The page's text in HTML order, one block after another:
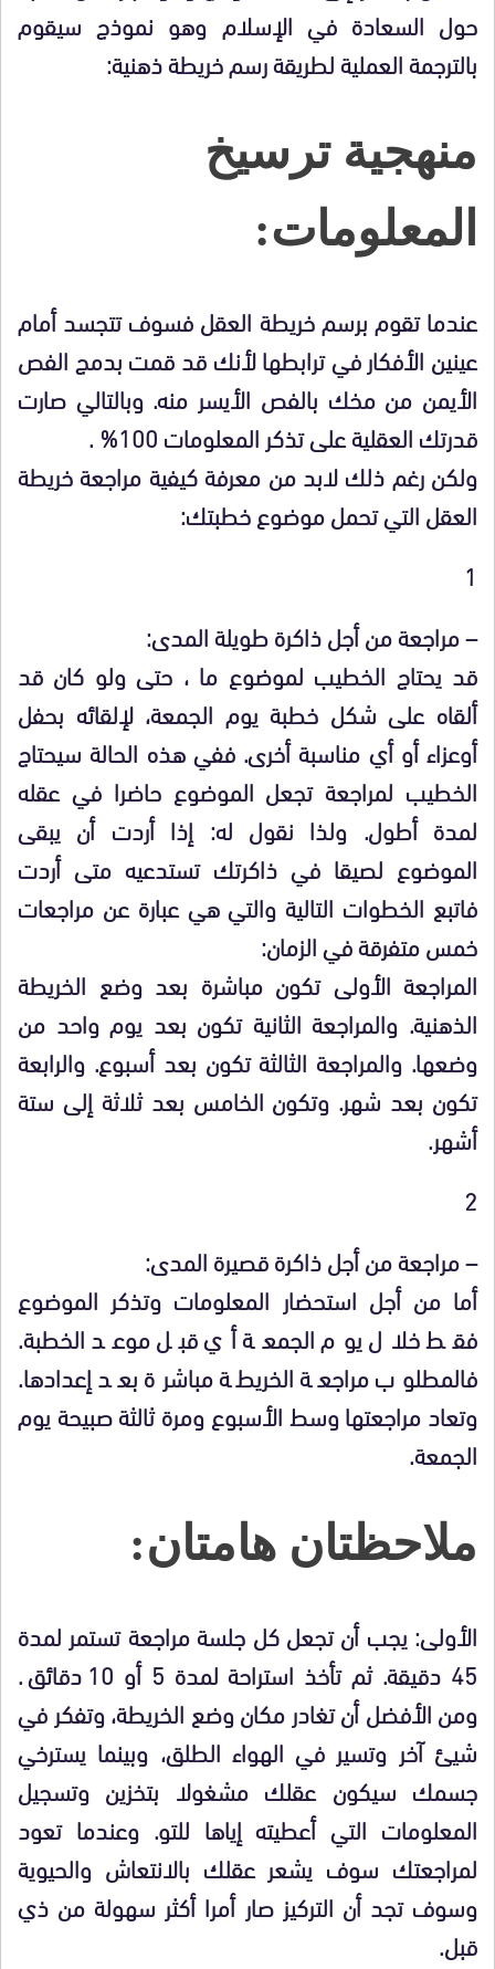
حول السعادة في الإسلام وهو نموذج سيقوم
بالترجمة العملية لطريقة رسم خريطة ذهنية:
منهجية ترسيخ
المعلومات:
عندما تقوم برسم خريطة العقل فسوف تتجسد أمام
عينين الأفكار في ترابطها لأنك قد قمت بدمج الفص
الأيمن من مخك بالفص الأيسر منه. وبالتالي صارت
قدرتك العقلية على تذكر المعلومات 100% .
ولكن رغم ذلك لابد من معرفة كيفية مراجعة خريطة
العقل التي تحمل موضوع خطبتك:
1
– مراجعة من أجل ذاكرة طويلة المدى:
قد يحتاج الخطيب لموضوع ما ، حتى ولو كان قد
ألقاه على شكل خطبة يوم الجمعة، لإلقائه بحفل
أوعزاء أو أي مناسبة أخرى. ففي هذه الحالة سيحتاج
الخطيب لمراجعة تجعل الموضوع حاضرا في عقله
لمدة أطول. ولذا نقول له: إذا أردت أن يبقى
الموضوع لصيقا في ذاكرتك تستدعيه متى أردت
فاتبع الخطوات التالية والتي هي عبارة عن مراجعات
خمس متفرقة في الزمان:
المراجعة الأولى تكون مباشرة بعد وضع الخريطة
الذهنية. والمراجعة الثانية تكون بعد يوم واحد من
وضعها. والمراجعة الثالثة تكون بعد أسبوع. والرابعة
تكون بعد شهر. وتكون الخامس بعد ثلاثة إلى ستة
أشهر.
2
– مراجعة من أجل ذاكرة قصيرة المدى:
أما من أجل استحضار المعلومات وتذكر الموضوع
فقط خلال يوم الجمعة أي قبل موعد الخطبة.
فالمطلوب مراجعة الخريطة مباشرة بعد إعدادها.
وتعاد مراجعتها وسط الأسبوع ومرة ثالثة صبيحة يوم
الجمعة.
ملاحظتان هامتان:
الأولى: يجب أن تجعل كل جلسة مراجعة تستمر لمدة
45 دقيقة. ثم تأخذ استراحة لمدة 5 أو 10 دقائق.
ومن الأفضل أن تغادر مكان وضع الخريطة، وتفكر في
شيئ آخر وتسير في الهواء الطلق، وبينما يسترخي
جسمك سيكون عقلك مشغولا بتخزين وتسجيل
المعلومات التي أعطيته إياها للتو. وعندما تعود
لمراجعتك سوف يشعر عقلك بالانتعاش والحيوية
وسوف تجد أن التركيز صار أمرا أكثر سهولة من ذي
قبل.